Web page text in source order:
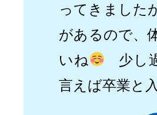
ってきました
があるので、
いね
少し
言えば卒業と